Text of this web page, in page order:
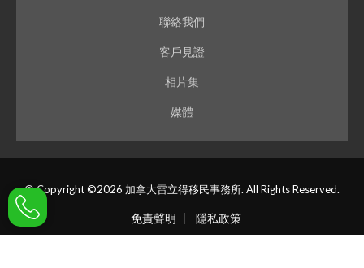
聯絡我們
客戶見證
相片集
媒體
© Copyright ©2026 加拿大雷立得移民事務所. All Rights Reserved.
免責聲明 隱私政策